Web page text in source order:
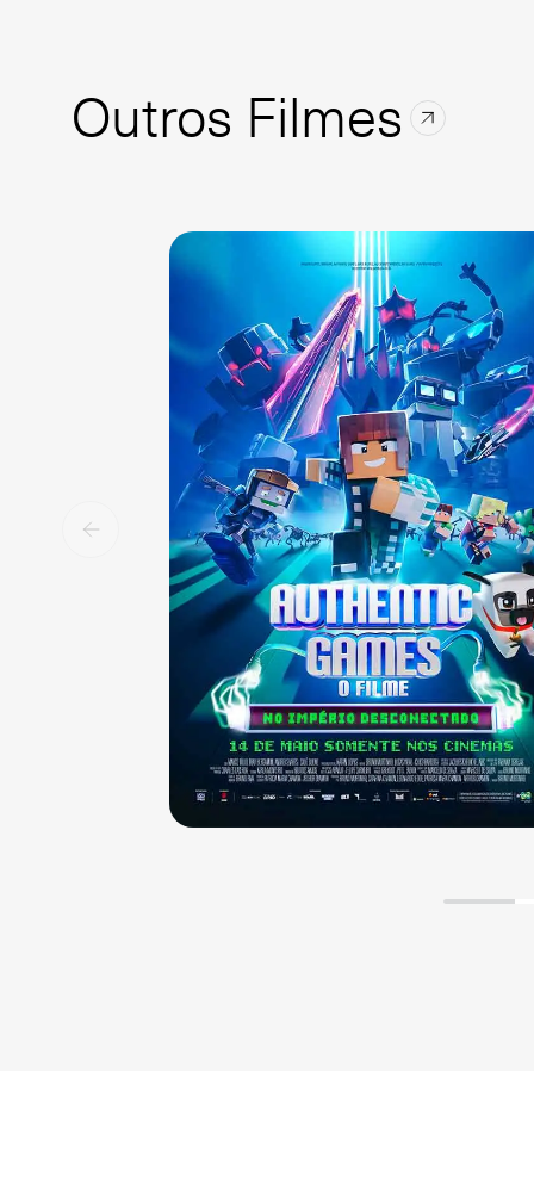
Outros Filmes
Sala 1 13:00 NAC